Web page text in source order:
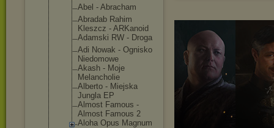
Abel - Abracham
Abradab Rahim
Kleszcz - ARKanoid
Adamski RW - Droga
Adi Nowak - Ognisko
Niedomowe
Akash - Moje
Melancholie
Alberto - Miejska
Jungla EP
Almost Famous -
Almost Famous 2
Aloha Opus Magnum